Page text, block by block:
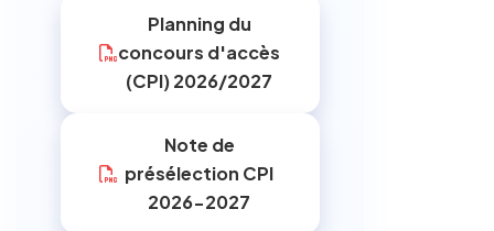
Planning du
concours d'accès
(CPI) 2026/2027
Note de
présélection CPI
2026-2027